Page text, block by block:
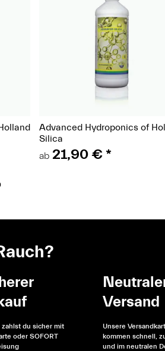
Advanced Hydroponics of
Silica
ab 21,90 €*
zahlst du sicher mit
oder SOFORT
Versand
Unsere
kommen schnell,
und im neutralen